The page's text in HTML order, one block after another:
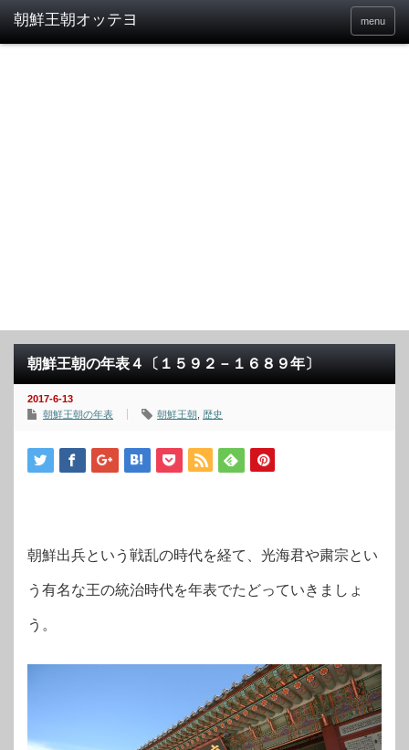
menu
朝鮮王朝の年表４〔１５９２－１６８９年〕
2017-6-13
朝鮮王朝の年表
朝鮮王朝 歴史
朝鮮出兵という戦乱の時代を経て、光海君や粛宗とい
う有名な王の統治時代を年表でたどっていきましょ
う。